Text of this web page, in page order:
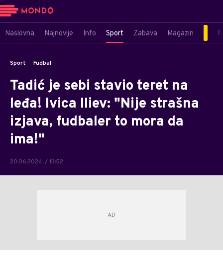
Naslovna Najnovije Info Sport Zabava Magazin
Sport Fudbal
Tadić je sebi stavio teret na
leđa! Ivica Iliev: "Nije strašna
izjava, fudbaler to mora da
ima!"
20.06.2024. / 13:52